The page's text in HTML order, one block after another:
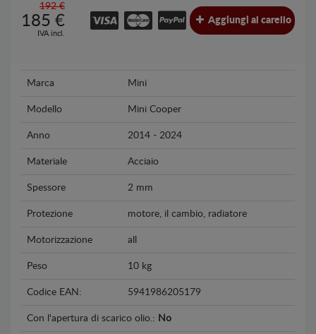
192 €
185 €
IVA incl.
Aggiungi al carello
Marca Mini
Modello Mini Cooper
Anno 2014 - 2024
Materiale Acciaio
Spessore 2 mm
Protezione motore, il cambio, radiatore
Motorizzazione all
Peso 10 kg
Codice EAN: 5941986205179
Con l'apertura di scarico olio.: No